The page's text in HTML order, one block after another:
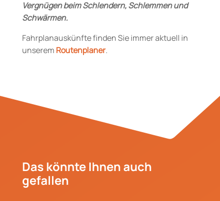
Vergnügen beim Schlendern, Schlemmen und
Schwärmen.
Fahrplanauskünfte finden Sie immer aktuell in
unserem Routenplaner.
Das könnte Ihnen auch
gefallen